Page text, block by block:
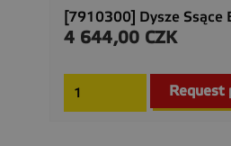
[7910300] Dysze Ssące
Cena
4 644,00 CZK
Request